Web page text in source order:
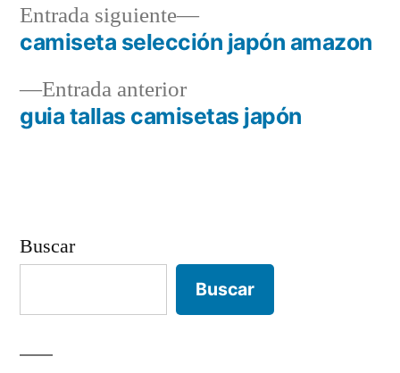
Navegación
de
entradas
Entrada anteriorEntrada
anterior:
guia tallas camisetas japón
Entrada siguiente
Entrada
siguiente:
camiseta selección japón amazon
Buscar
Buscar